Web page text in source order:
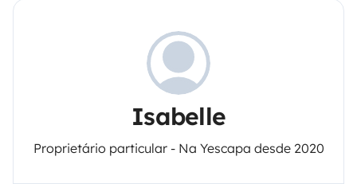
Isabelle
Proprietário particular - Na Yescapa desde 2020